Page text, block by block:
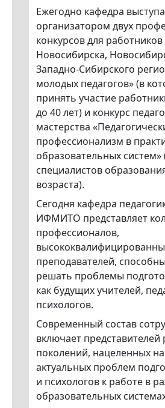
Ежегодно кафедра
организатором двух
конкурсов для
Новосибирска,
Западно-Сибирского
молодых педагогов» (в
принять участие
до 40 лет) и конкурс
мастерства
профессионализм в
образовательных систем»
специалистов
возраста).
Сегодня кафедра
ИФМИТО представляет
профессионалов,
преподавателей,
решать проблемы
как будущих учителей,
психологов.
Современный состав
включает представителей
поколений, нацеленных
актуальных проблем
и психологов к работе в
образовательных